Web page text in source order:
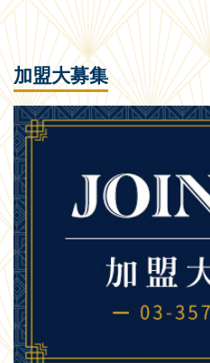
加盟大募集 Join Us